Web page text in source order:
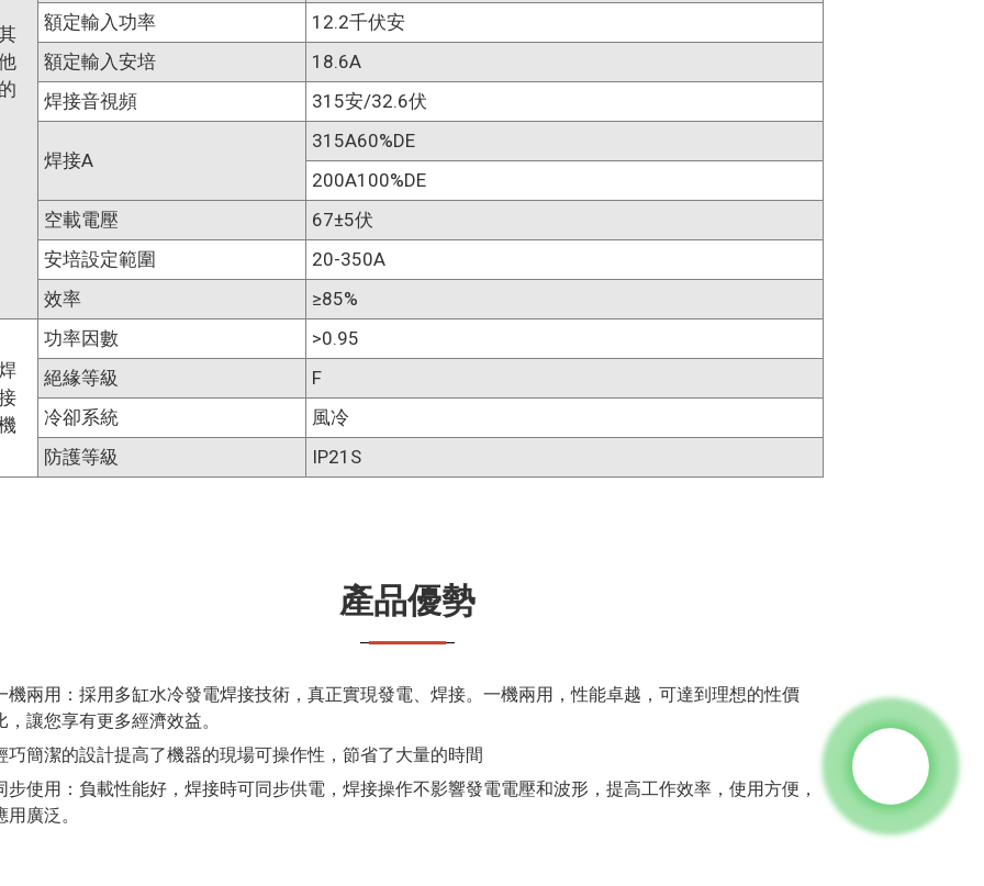
的
額定輸入功率
12.2千伏安
額定輸入安培
18.6A
焊接音視頻
315安/32.6伏
焊接A
315A60%DE
200A100%DE
空載電壓
67±5伏
安培設定範圍
20-350A
效率
≥85%
功率因數
>0.95
絕緣等級
F
冷卻系統
風冷
防護等級
IP21S
產品優勢
機兩用：採用多缸水冷發電焊接技術，真正實現發電、焊接。一機兩用，性能卓越，可達到理想的性價
，讓您享有更多經濟效益。
巧簡潔的設計提高了機器的現場可操作性，節省了大量的時間
步使用：負載性能好，焊接時可同步供電，焊接操作不影響發電電壓和波形，提高工作效率，使用方便，
用廣泛。